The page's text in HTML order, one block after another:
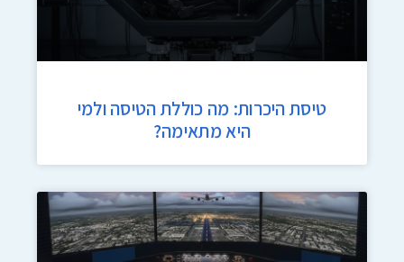
טיסת היכרות: מה כוללת הטיסה ולמי
היא מתאימה?